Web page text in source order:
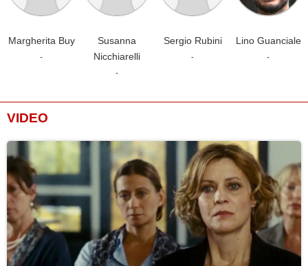
Margherita Buy
-
Susanna
Nicchiarelli
-
Sergio Rubini
-
Lino Guanciale
-
VIDEO